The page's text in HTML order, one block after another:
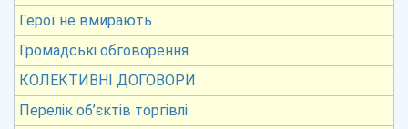
Герої не вмирають
Громадські обговорення
КОЛЕКТИВНІ ДОГОВОРИ
Перелік об’єктів торгівлі